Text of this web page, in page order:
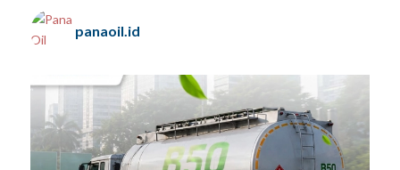
panaoil.id